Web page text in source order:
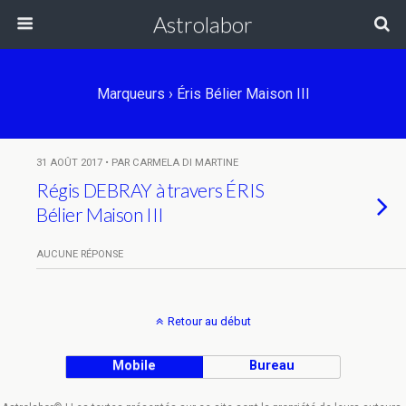
Astrolabor
Marqueurs › Éris Bélier Maison III
31 AOÛT 2017 • PAR CARMELA DI MARTINE
Régis DEBRAY à travers ÉRIS
Bélier Maison III
AUCUNE RÉPONSE
Retour au début
Mobile Bureau